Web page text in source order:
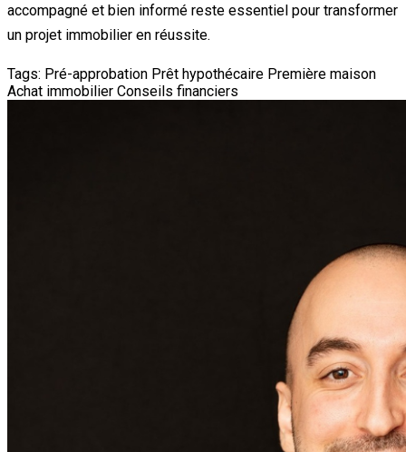
accompagné et bien informé reste essentiel pour transformer
un projet immobilier en réussite.
Tags: Pré-approbation Prêt hypothécaire Première maison
Achat immobilier Conseils financiers